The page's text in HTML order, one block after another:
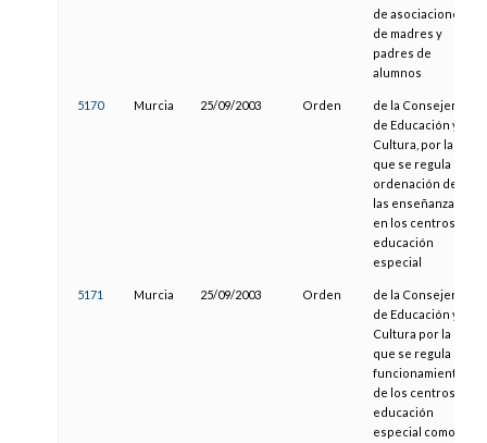
de asociaciones
de madres y
padres de
alumnos
5170 Murcia 25/09/2003 Orden
de la Consejería
de Educación y
Cultura, por la
que se regula la
ordenación de
las enseñanzas
en los centros de
educación
especial
5171 Murcia 25/09/2003 Orden
de la Consejería
de Educación y
Cultura por la
que se regula el
funcionamiento
de los centros de
educación
especial como